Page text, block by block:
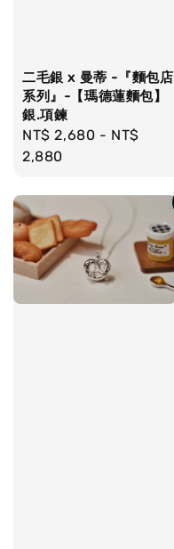
二毛銀 x 曼蒂 -『麵包店
系列』-【瑪德蓮麵包】
銀.項鍊
Regular
price
NT$ 2,680 - NT$
2,880